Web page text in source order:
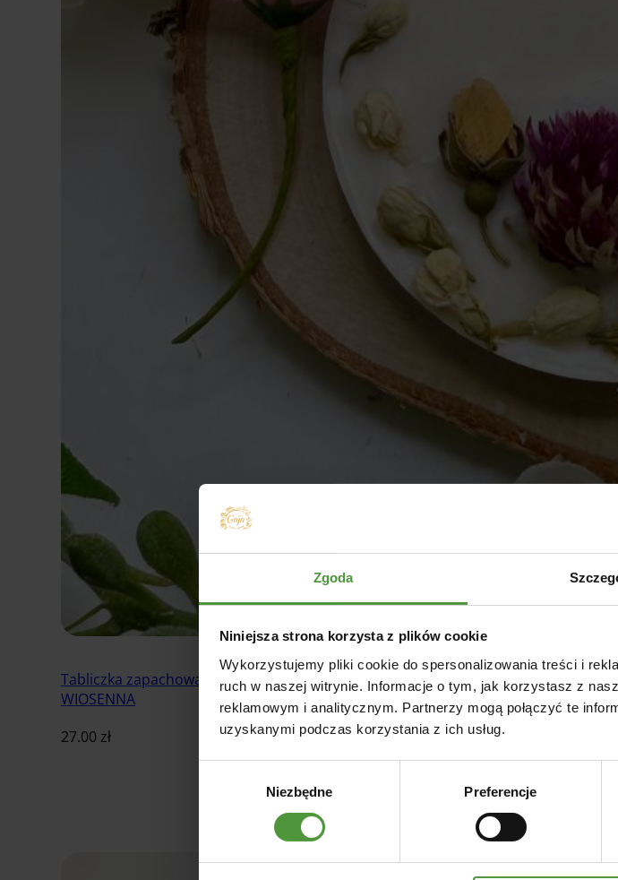
Zgoda
Niniejsza strona korzysta z plików cookie
Wykorzystujemy pliki cookie do spersonalizowania treści i
ruch w naszej witrynie. Informacje o tym, jak korzystasz z
reklamowym i analitycznym. Partnerzy mogą połączyć te
uzyskanymi podczas korzystania z ich usług.
Niezbędne Preferencje
Tabliczka zapachowa
WIOSENNA
27.00 zł